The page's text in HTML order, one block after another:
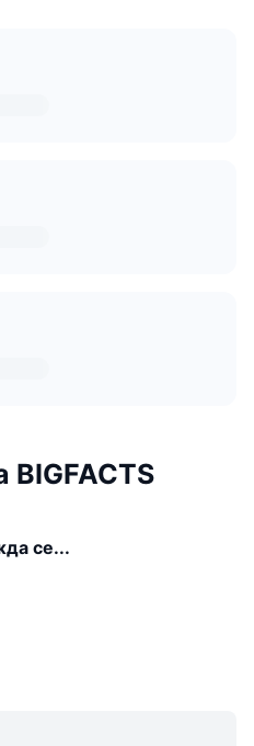
BIGFACTS
се...